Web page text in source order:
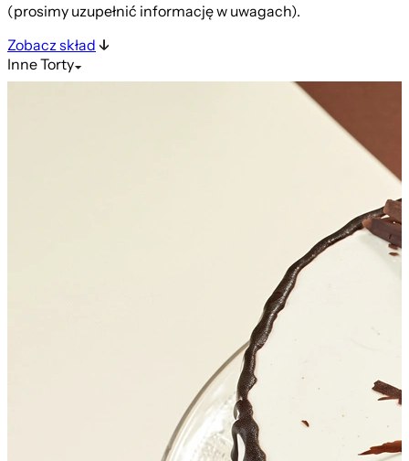
(prosimy uzupełnić informację w uwagach).
Zobacz skład
InneTorty